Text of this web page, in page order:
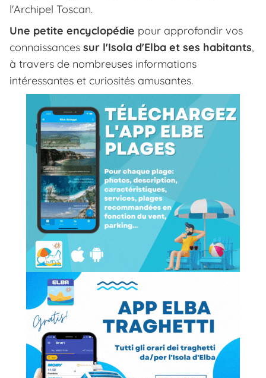
l'Archipel Toscan.
Une petite encyclopédie pour approfondir vos
connaissances sur l'Isola d'Elba et ses habitants,
à travers de nombreuses informations
intéressantes et curiosités amusantes.